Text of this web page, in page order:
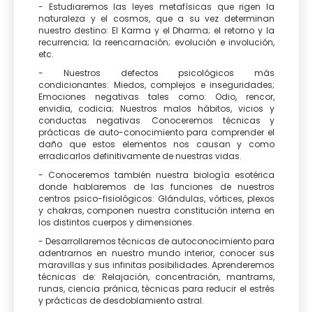
- Estudiaremos las leyes metafísicas que rigen la
naturaleza y el cosmos, que a su vez determinan
nuestro destino: El Karma y el Dharma; el retorno y la
recurrencia; la reencarnación; evolución e involución,
etc.
- Nuestros defectos psicológicos más
condicionantes: Miedos, complejos e inseguridades;
Emociones negativas tales como: Odio, rencor,
envidia, codicia; Nuestros malos hábitos, vicios y
conductas negativas. Conoceremos técnicas y
prácticas de auto-conocimiento para comprender el
daño que estos elementos nos causan y como
erradicarlos definitivamente de nuestras vidas.
- Conoceremos también nuestra biología esotérica
donde hablaremos de las funciones de nuestros
centros psico-fisiológicos: Glándulas, vórtices, plexos
y chakras, componen nuestra constitución interna en
los distintos cuerpos y dimensiones.
- Desarrollaremos técnicas de autoconocimiento para
adentrarnos en nuestro mundo interior, conocer sus
maravillas y sus infinitas posibilidades. Aprenderemos
técnicas de: Relajación, concentración, mantrams,
runas, ciencia pránica, técnicas para reducir el estrés
y prácticas de desdoblamiento astral.